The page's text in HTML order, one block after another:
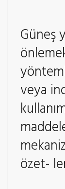
Güneş
veya
özet-